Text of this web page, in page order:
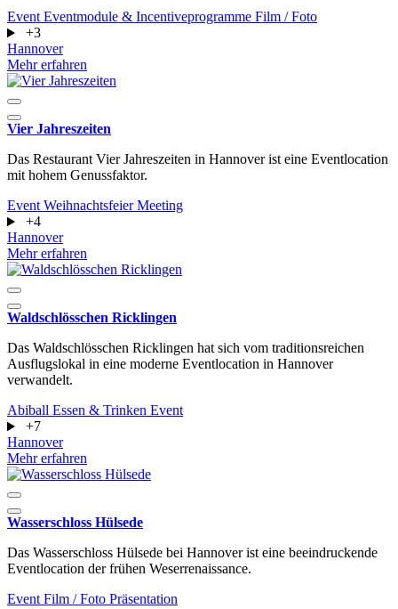
Event Eventmodule & Incentiveprogramme Film / Foto
+3
Hannover
Mehr erfahren
Vier Jahreszeiten
Das Restaurant Vier Jahreszeiten in Hannover ist eine Eventlocation
mit hohem Genussfaktor.
Event WeihnachtsfeierMeeting
+4
Hannover
Mehr erfahren
Waldschlösschen Ricklingen
Das Waldschlösschen Ricklingen hat sich vom traditionsreichen
Ausflugslokal in eine moderne Eventlocation in Hannover
verwandelt.
Abiball Essen & Trinken Event
+7
Hannover
Mehr erfahren
Wasserschloss Hülsede
Das Wasserschloss Hülsede bei Hannover ist eine beeindruckende
Eventlocation der frühen Weserrenaissance.
Event Film / Foto Präsentation